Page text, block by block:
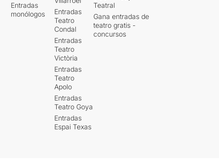
Entradas
monólogos
Entradas
Teatro
Condal
Entradas
Teatro
Victòria
Entradas
Teatro
Apolo
Entradas
Teatro Goya
Entradas
Espai Texas
Teatral
Gana entradas de
teatro gratis -
concursos